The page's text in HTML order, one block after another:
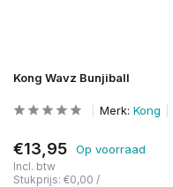
Kong Wavz Bunjiball
Merk: Kong
€13,95 Op voorraad
Incl. btw
Stukprijs: €0,00 /